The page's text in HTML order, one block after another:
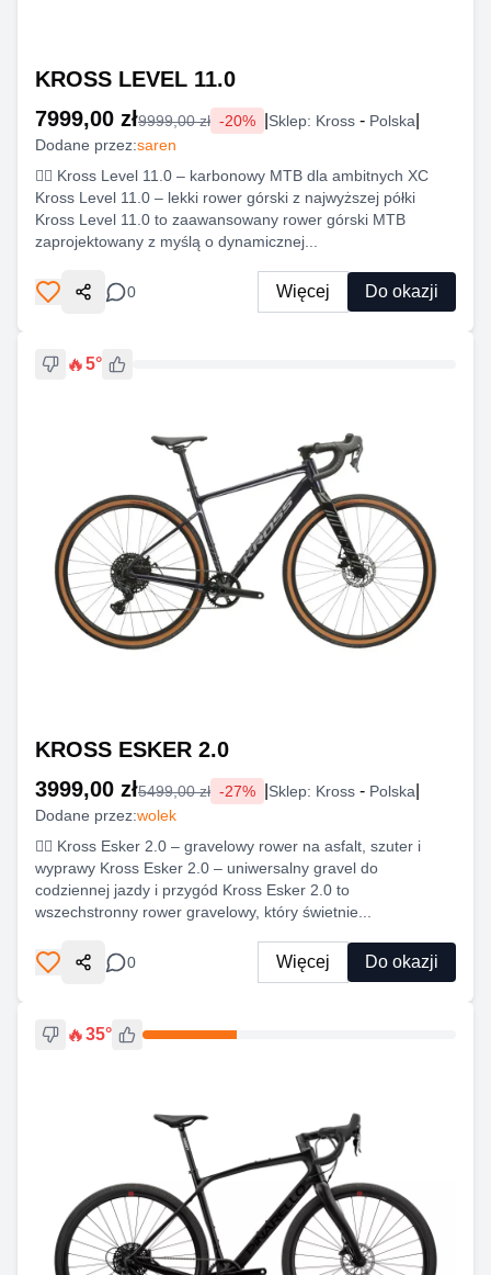
KROSS LEVEL 11.0
7999,00 zł9999,00 zł -20% Sklep: Kross - Polska
Dodane przez:saren
🚵‍♂️ Kross Level 11.0 – karbonowy MTB dla ambitnych XC
Kross Level 11.0 – lekki rower górski z najwyższej półki
Kross Level 11.0 to zaawansowany rower górski MTB
zaprojektowany z myślą o dynamicznej...
Udostępnij
0 Więcej Do okazji
🔥5°
KROSS ESKER 2.0
3999,00 zł5499,00 zł -27% Sklep: Kross - Polska
Dodane przez:wolek
🚴‍♂️ Kross Esker 2.0 – gravelowy rower na asfalt, szuter i
wyprawy Kross Esker 2.0 – uniwersalny gravel do
codziennej jazdy i przygód Kross Esker 2.0 to
wszechstronny rower gravelowy, który świetnie...
Udostępnij
0 Więcej Do okazji
🔥35°